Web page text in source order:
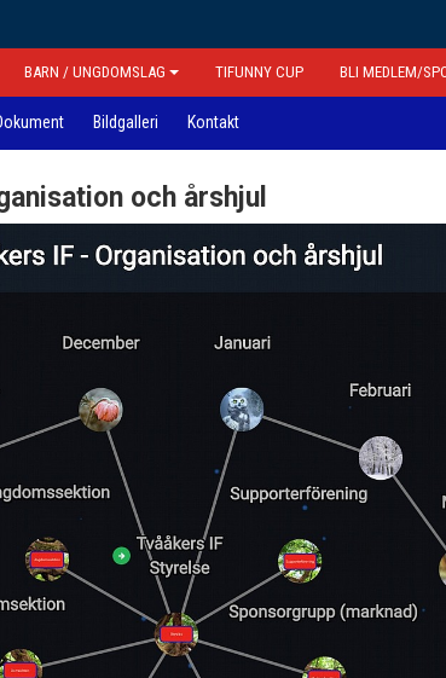
BARN / UNGDOMSLAG TIFUNNY CUP BLI MEDLEM/
Bildgalleri Kontakt
och årshjul